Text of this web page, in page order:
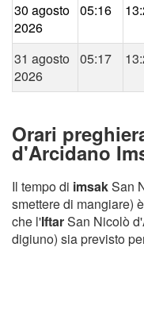
30 agosto
2026
05:16
31 agosto
2026
05:17
Orari
d'Arcidano
Il tempo di imsakSan
smettere di mangiare)
che l'IftarSan Nicolò
digiuno) sia previsto